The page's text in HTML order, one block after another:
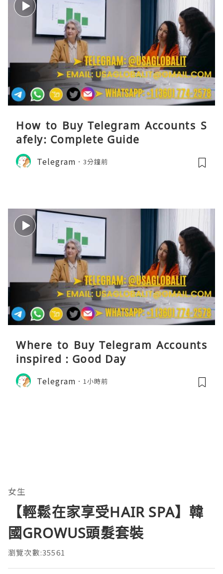
How to Buy Telegram Accounts S
afely: Complete Guide
Telegram 3分鐘前
Where to Buy Telegram Accounts
inspired : Good Day
Telegram 1小時前
女生
【輕鬆在家享受HAIR SPA】韓
國GROWUS頭髮套裝
瀏覽次數:35561